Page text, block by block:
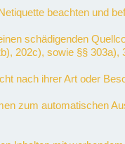
beachten und
schädigenden
202c), sowie §§
nach ihrer Art oder
zum automatischen